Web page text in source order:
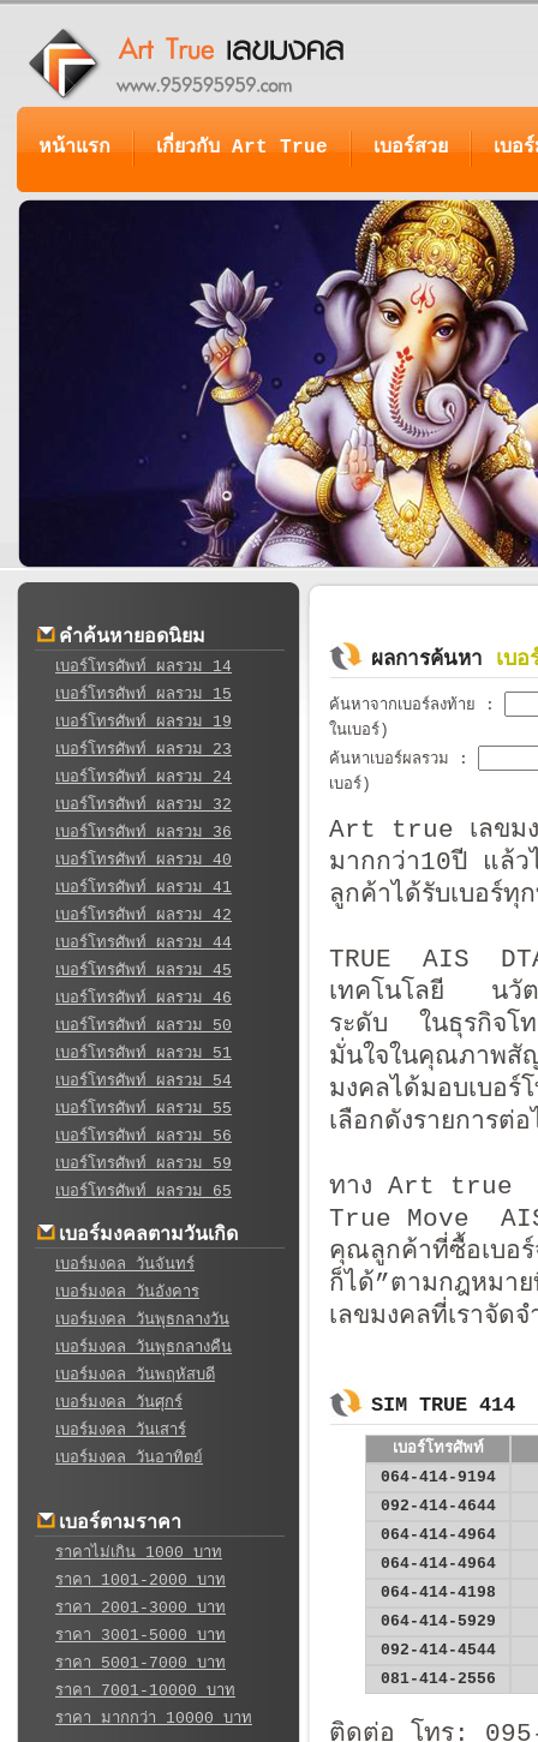
หน้าแรก เกี่ยวกับ Art True เบอร์สวย เบอ
คำค้นหายอดนิยม
เบอร์โทรศัพท์ ผลรวม 14
เบอร์โทรศัพท์ ผลรวม 15
เบอร์โทรศัพท์ ผลรวม 19
เบอร์โทรศัพท์ ผลรวม 23
เบอร์โทรศัพท์ ผลรวม 24
เบอร์โทรศัพท์ ผลรวม 32
เบอร์โทรศัพท์ ผลรวม 36
เบอร์โทรศัพท์ ผลรวม 40
เบอร์โทรศัพท์ ผลรวม 41
เบอร์โทรศัพท์ ผลรวม 42
เบอร์โทรศัพท์ ผลรวม 44
เบอร์โทรศัพท์ ผลรวม 45
เบอร์โทรศัพท์ ผลรวม 46
เบอร์โทรศัพท์ ผลรวม 50
เบอร์โทรศัพท์ ผลรวม 51
เบอร์โทรศัพท์ ผลรวม 54
เบอร์โทรศัพท์ ผลรวม 55
เบอร์โทรศัพท์ ผลรวม 56
เบอร์โทรศัพท์ ผลรวม 59
เบอร์โทรศัพท์ ผลรวม 65
เบอร์มงคลตามวันเกิด
เบอร์มงคล วันจันทร์
เบอร์มงคล วันอังคาร
เบอร์มงคล วันพุธกลางวัน
เบอร์มงคล วันพุธกลางคืน
เบอร์มงคล วันพฤหัสบดี
เบอร์มงคล วันศุกร์
เบอร์มงคล วันเสาร์
เบอร์มงคล วันอาทิตย์
เบอร์ตามราคา
ราคาไม่เกิน 1000 บาท
ราคา 1001-2000 บาท
ราคา 2001-3000 บาท
ราคา 3001-5000 บาท
ราคา 5001-7000 บาท
ราคา 7001-10000 บาท
ราคา มากกว่า 10000 บาท
ผลการค้นหา เบ
ค้นหาจากเบอร์ลงท้าย
:
ในเบอร์)
ค้นหาเบอร์ผลรวม
:
เบอร์)
Art true เลขมงค
มากกว่า10ปี แล้ว
ลูกค้าได้รับเบอร์
TRUE AIS
เทคโนโลยี นวัต
ระดับ ในธุรกิจโ
มั่นใจในคุณภาพ
มงคลได้มอบเบอร์
เลือกดังรายการต่
ทาง Art true จ
True Move
คุณลูกค้าที่ซื้อเบอ
ก็ได้”ตามกฎหม
เลขมงคลที่เราจัด
SIM TRUE 414
เบอร์โทรศัพท์
064-414-9194
092-414-4644
064-414-4964
064-414-4964
064-414-4198
064-414-5929
092-414-4544
081-414-2556
ติดต่อ โทร: